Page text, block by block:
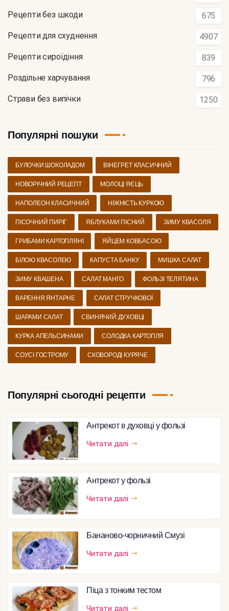
Рецепти без шкоди 675
Рецепти для схуднення 4907
Рецепти сироїдіння 839
Роздільне харчування 796
Страви без випічки 1250
Популярні пошуки
БУЛОЧКИ ШОКОЛАДОМ ВІНЕГРЕТ КЛАСИЧНИЙ
НОВОРІЧНИЙ РЕЦЕПТ МОЛОЦІ ЯЄЦЬ
НАПОЛЕОН КЛАСИЧНИЙ НІЖНІСТЬ КУРКОЮ
ПІСОЧНИЙ ПИРІГ ЯБЛУКАМИ ПІСНИЙ ЗИМУ КВАСОЛЯ
ГРИБАМИ КАРТОПЛЯНІ ЯЙЦЕМ КОВБАСОЮ
БІЛОЮ КВАСОЛЕЮ КАПУСТА БАНКУ МИШКА САЛАТ
ЗИМУ КВАШЕНА САЛАТ МАНГО ФОЛЬЗІ ТЕЛЯТИНА
ВАРЕННЯ ЯНТАРНЕ САЛАТ СТРУЧКОВОЇ
ШАРАМИ САЛАТ СВИНЯЧИЙ ДУХОВЦІ
КУРКА АПЕЛЬСИНАМИ СОЛОДКА КАРТОПЛЯ
СОУСІ ГОСТРОМУ СКОВОРОДІ КУРЯЧЕ
Популярні сьогодні рецепти
Антрекот в духовці у фользі
Читати далі
Антрекот у фользі
Читати далі
Бананово-чорничний Смузі
Читати далі
Піца з тонким тестом
Читати далі